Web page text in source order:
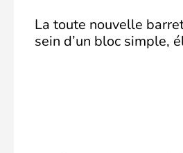
La toute nouvelle
sein d’un bloc simple,